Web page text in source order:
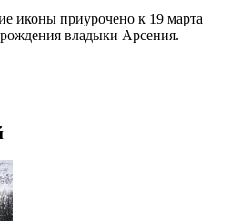
иконы приурочено к 19 марта
владыки Арсения.